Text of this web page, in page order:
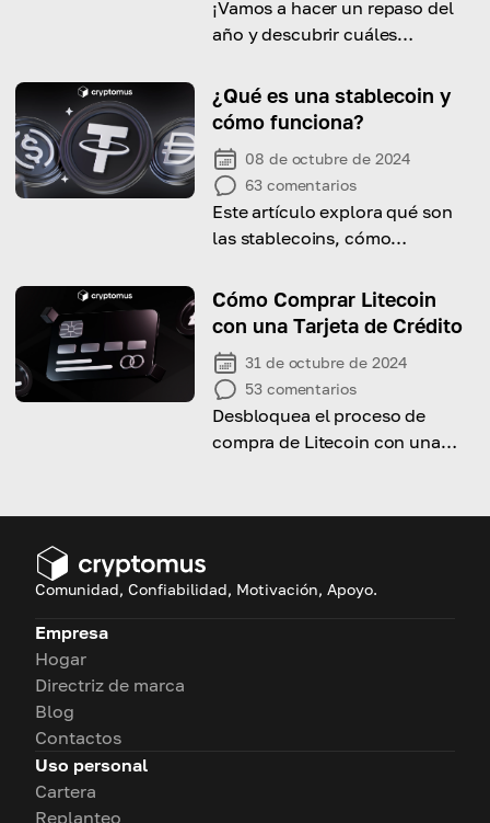
¡Vamos a hacer un repaso del
año y descubrir cuáles
desempeño para guiar tus
decisiones de inversión!
¿Qué es una stablecoin y
cómo funciona?
08 de octubre de 2024
63 comentarios
Este artículo explora qué son
las stablecoins, cómo
vuelto esenciales en el
panorama de las
criptomonedas.
Cómo Comprar Litecoin
con una Tarjeta de Crédito
31 de octubre de 2024
53 comentarios
Desbloquea el proceso de
compra de Litecoin con una
Comunidad, Confiabilidad, Motivación, Apoyo.
Empresa
Hogar
Directriz de marca
Blog
Contactos
Uso personal
Cartera
Replanteo